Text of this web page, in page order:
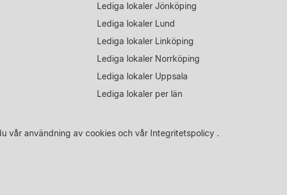
Lediga lokaler Jönköping
Lediga lokaler Lund
Lediga lokaler Linköping
Lediga lokaler Norrköping
Lediga lokaler Uppsala
Lediga lokaler per län
vår användning av cookiesoch vår Integritetspolicy.